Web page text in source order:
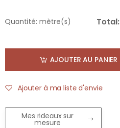
Quantité: mètre(s) Total:
AJOUTER AU PANIER
Ajouter à ma liste d'envie
Mes rideaux sur
mesure